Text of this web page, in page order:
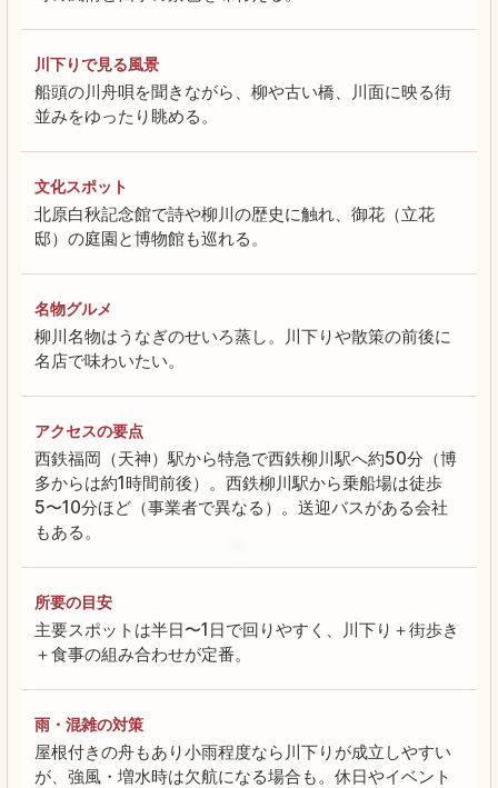
川下りで見る風景
船頭の川舟唄を聞きながら、柳や古い橋、川面に映る街
並みをゆったり眺める。
文化スポット
北原白秋記念館で詩や柳川の歴史に触れ、御花（立花
邸）の庭園と博物館も巡れる。
名物グルメ
柳川名物はうなぎのせいろ蒸し。川下りや散策の前後に
名店で味わいたい。
アクセスの要点
西鉄福岡（天神）駅から特急で西鉄柳川駅へ約50分（博
多からは約1時間前後）。西鉄柳川駅から乗船場は徒歩
5〜10分ほど（事業者で異なる）。送迎バスがある会社
もある。
所要の目安
主要スポットは半日〜1日で回りやすく、川下り＋街歩き
＋食事の組み合わせが定番。
雨・混雑の対策
屋根付きの舟もあり小雨程度なら川下りが成立しやすい
が、強風・増水時は欠航になる場合も。休日やイベント